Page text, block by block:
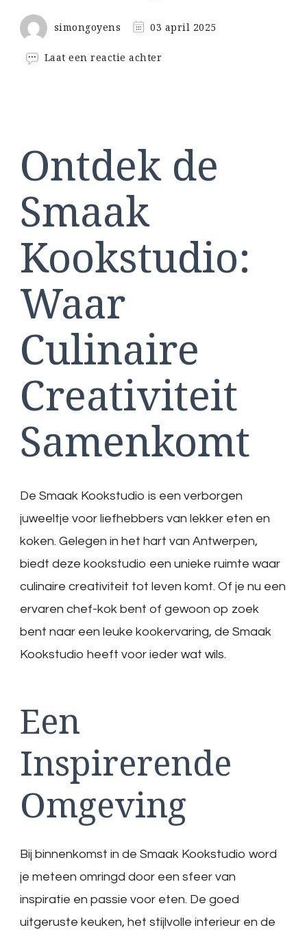
simongoyens 03 april 2025
Laat een reactie achter
Kookstudio
Ontdek de
Smaak
Kookstudio:
Waar
Culinaire
Creativiteit
Samenkomt
De Smaak Kookstudio is een verborgen
juweeltje voor liefhebbers van lekker eten en
koken. Gelegen in het hart van Antwerpen,
biedt deze kookstudio een unieke ruimte waar
culinaire creativiteit tot leven komt. Of je nu een
ervaren chef-kok bent of gewoon op zoek
bent naar een leuke kookervaring, de Smaak
Kookstudio heeft voor ieder wat wils.
Een
Inspirerende
Omgeving
Bij binnenkomst in de Smaak Kookstudio word
je meteen omringd door een sfeer van
inspiratie en passie voor eten. De goed
uitgeruste keuken, het stijlvolle interieur en de